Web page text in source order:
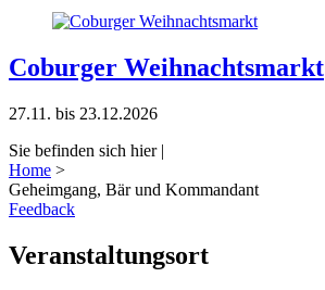
Coburger Weihnachtsmarkt
27.11. bis 23.12.2026
Sie befinden sich hier |
Home >
Geheimgang, Bär und Kommandant
Feedback
Veranstaltungsort